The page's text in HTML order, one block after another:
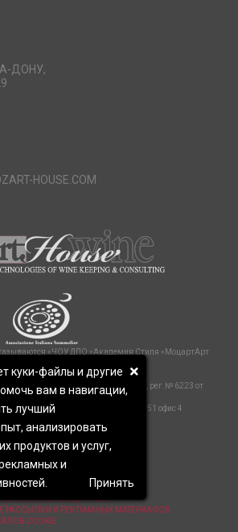
ДОНУ,
HOUSE.COM
«ЧОУ ДПО «Академия Стиля «МоцартАрт
деятельность : Серия 61 № 000472, рег.№ 6223 от
на-Дону пр.Буденновский д.51 офис 4
ВТБ (ПАО) Москва
ПЕРСОНАЛЬНЫХ ДАННЫХ
ПЕРСОНАЛЬНЫХ ДАННЫХ
РАССЫЛКИ И РЕКЛАМНЫХ МАТЕРИАЛОВ
COOKIE
куки-файлы и другие
вам в навигации,
лучший
анализировать
продуктов и услуг,
и
Принять